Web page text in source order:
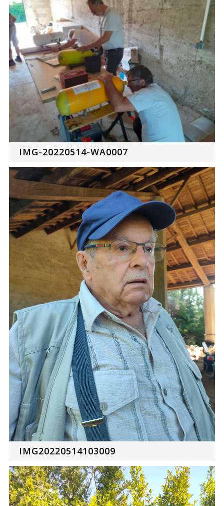
IMG-20220514-WA0007
IMG20220514103009